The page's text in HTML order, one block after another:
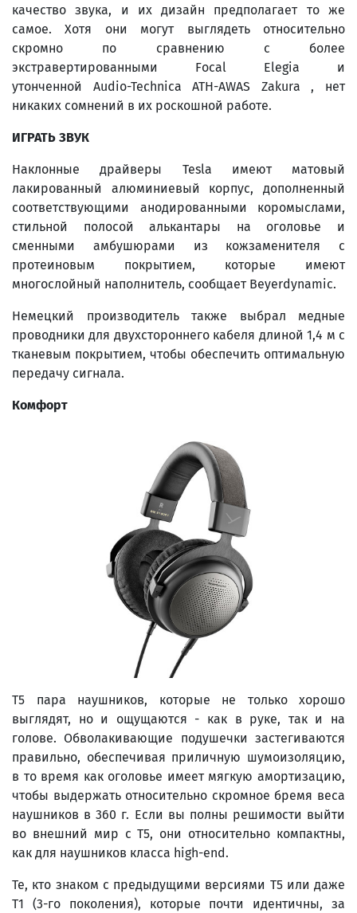
качество звука, и их дизайн предполагает то же
самое. Хотя они могут выглядеть относительно
скромно по сравнению с более
экстравертированными Focal Elegia и
утонченной Audio-Technica ATH-AWAS Zakura , нет
никаких сомнений в их роскошной работе.
ИГРАТЬ ЗВУК
Наклонные драйверы Tesla имеют матовый
лакированный алюминиевый корпус, дополненный
соответствующими анодированными коромыслами,
стильной полосой алькантары на оголовье и
сменными амбушюрами из кожзаменителя с
протеиновым покрытием, которые имеют
многослойный наполнитель, сообщает Beyerdynamic.
Немецкий производитель также выбрал медные
проводники для двухстороннего кабеля длиной 1,4 м с
тканевым покрытием, чтобы обеспечить оптимальную
передачу сигнала.
Комфорт
T5 пара наушников, которые не только хорошо
выглядят, но и ощущаются - как в руке, так и на
голове. Обволакивающие подушечки застегиваются
правильно, обеспечивая приличную шумоизоляцию,
в то время как оголовье имеет мягкую амортизацию,
чтобы выдержать относительно скромное бремя веса
наушников в 360 г. Если вы полны решимости выйти
во внешний мир с T5, они относительно компактны,
как для наушников класса high-end.
Те, кто знаком с предыдущими версиями T5 или даже
T1 (3-го поколения), которые почти идентичны, за